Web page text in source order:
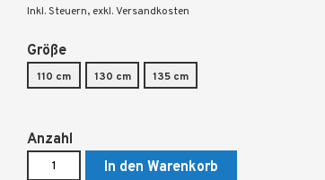
Inkl. Steuern, exkl. Versandkosten
Größe
110 cm 130 cm 135 cm
Anzahl
In den Warenkorb